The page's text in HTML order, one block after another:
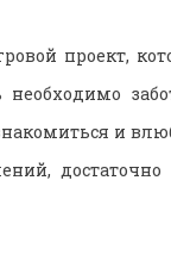
проект,
и